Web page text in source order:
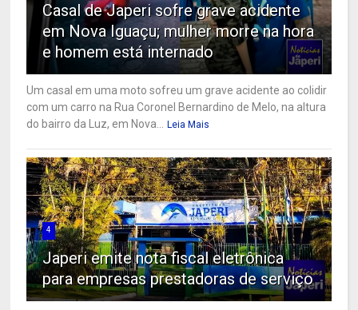
Casal de Japeri sofre grave acidente
em Nova Iguaçu; mulher morre na hora
e homem está internado
Um casal em uma moto sofreu um grave acidente ao colidir
com um carro na Rua Coronel Bernardino de Melo, na altura
do bairro da Luz, em Nova...
Leia Mais
4
Japeri emite nota fiscal eletrônica
para empresas prestadoras de serviço